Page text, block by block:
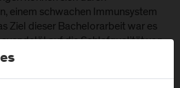
einem schwachen Immunsystem
Ziel dieser Bachelorarbeit war es
auf die Schlafqualität von